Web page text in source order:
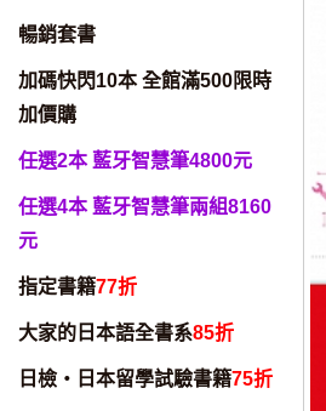
暢銷套書
加碼快閃10本 全館滿500限時
加價購
任選2本 藍牙智慧筆4800元
任選4本 藍牙智慧筆兩組8160
元
指定書籍77折
大家的日本語全書系85折
日檢・日本留學試驗書籍75折